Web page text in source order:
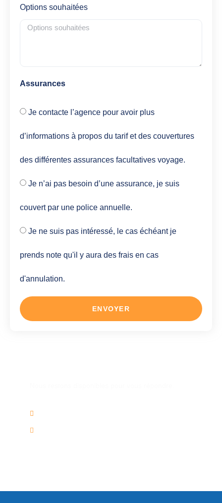
Options souhaitées
Assurances
Je contacte l’agence pour avoir plus
d’informations à propos du tarif et des couvertures
des différentes assurances facultatives voyage.
Je n’ai pas besoin d’une assurance, je suis
couvert par une police annuelle.
Je ne suis pas intéressé, le cas échéant je
prends note qu'il y aura des frais en cas
d'annulation.
ENVOYER